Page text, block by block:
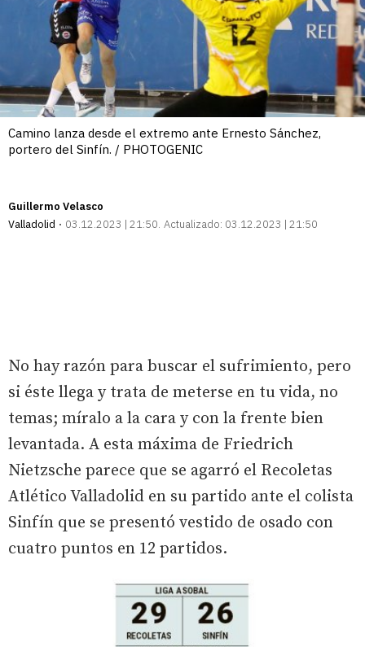
Camino lanza desde el extremo ante Ernesto Sánchez,
portero del Sinfín. / PHOTOGENIC
Guillermo Velasco
Valladolid
03.12.2023 | 21:50 Actualizado: 03.12.2023 | 21:50
No hay razón para buscar el sufrimiento, pero
si éste llega y trata de meterse en tu vida, no
temas; míralo a la cara y con la frente bien
levantada. A esta máxima de Friedrich
Nietzsche parece que se agarró el Recoletas
Atlético Valladolid en su partido ante el colista
Sinfín que se presentó vestido de osado con
cuatro puntos en 12 partidos.